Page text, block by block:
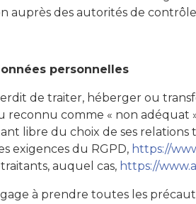
auprès des autorités de
personnelles
de traiter, héberger ou
reconnu comme « non adéquat
libre du choix de ses
exigences du RGPD, https://
auquel cas, https://
à prendre toutes les